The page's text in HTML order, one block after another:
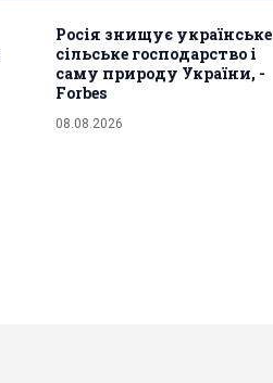
Росія знищує українське
сільське господарство і
саму природу України, -
Forbes
08.08.2026